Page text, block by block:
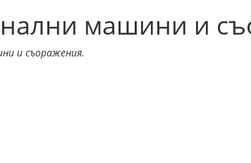
машини и
и съоражения.